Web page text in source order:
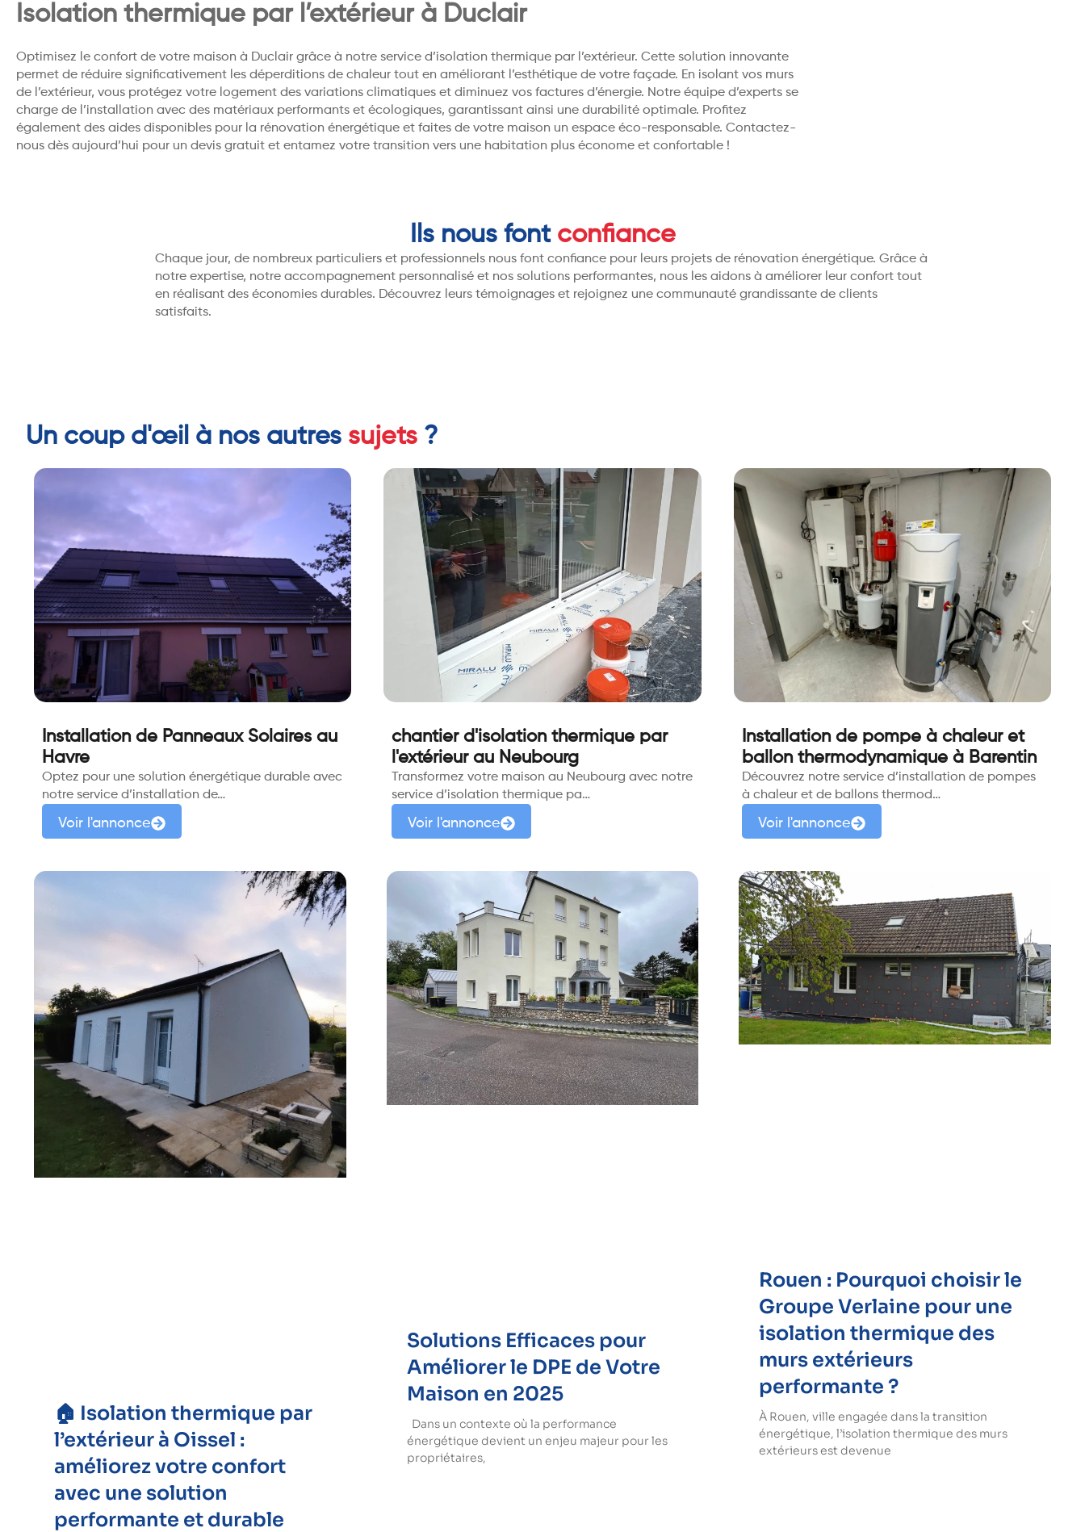
Isolation thermique par l’extérieur à Duclair
Optimisez le confort de votre maison à Duclair grâce à notre service d’isolation thermique par l’extérieur. Cette solution innovante
permet de réduire significativement les déperditions de chaleur tout en améliorant l’esthétique de votre façade. En isolant vos murs
de l’extérieur, vous protégez votre logement des variations climatiques et diminuez vos factures d’énergie. Notre équipe d’experts se
charge de l’installation avec des matériaux performants et écologiques, garantissant ainsi une durabilité optimale. Profitez
également des aides disponibles pour la rénovation énergétique et faites de votre maison un espace éco-responsable. Contactez-
nous dès aujourd’hui pour un devis gratuit et entamez votre transition vers une habitation plus économe et confortable !
Ils nous font confiance
Chaque jour, de nombreux particuliers et professionnels nous font confiance pour leurs projets de rénovation énergétique. Grâce à
notre expertise, notre accompagnement personnalisé et nos solutions performantes, nous les aidons à améliorer leur confort tout
en réalisant des économies durables. Découvrez leurs témoignages et rejoignez une communauté grandissante de clients
satisfaits.
Un coup d'œil à nos autres sujets ?
Installation de Panneaux Solaires au
Havre
Optez pour une solution énergétique durable avec
notre service d’installation de…
Voir l'annonce
chantier d'isolation thermique par
l'extérieur au Neubourg
Transformez votre maison au Neubourg avec notre
service d’isolation thermique pa…
Voir l'annonce
Installation de pompe à chaleur et
ballon thermodynamique à Barentin
Découvrez notre service d’installation de pompes
à chaleur et de ballons thermod…
Voir l'annonce
🏠 Isolation thermique par
l’extérieur à Oissel :
améliorez votre confort
avec une solution
performante et durable
Solutions Efficaces pour
Améliorer le DPE de Votre
Maison en 2025
Dans un contexte où la performance
énergétique devient un enjeu majeur pour les
propriétaires,
Rouen : Pourquoi choisir le
Groupe Verlaine pour une
isolation thermique des
murs extérieurs
performante ?
À Rouen, ville engagée dans la transition
énergétique, l’isolation thermique des murs
extérieurs est devenue